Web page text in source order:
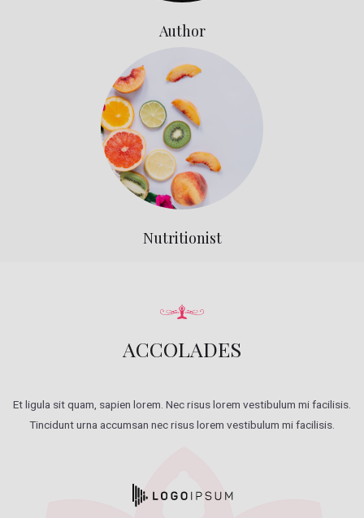
Author
Nutritionist
ACCOLADES
Et ligula sit quam, sapien lorem. Nec risus lorem vestibulum mi facilisis.
Tincidunt urna accumsan nec risus lorem vestibulum mi facilisis.